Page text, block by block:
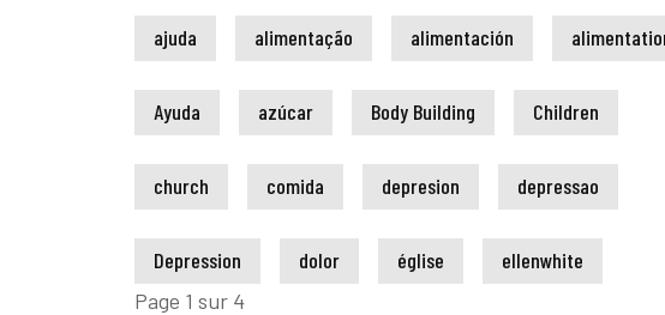
ajuda alimentação alimentación
Ayuda azúcar Body Building Children
church comida depresion depressao
Depression dolor église
ellenwhite
Page 1 sur 4